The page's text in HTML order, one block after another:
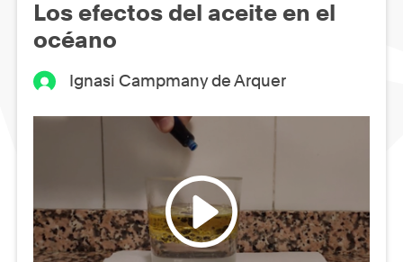
Los efectos del aceite en el
océano
Ignasi Campmany de Arquer